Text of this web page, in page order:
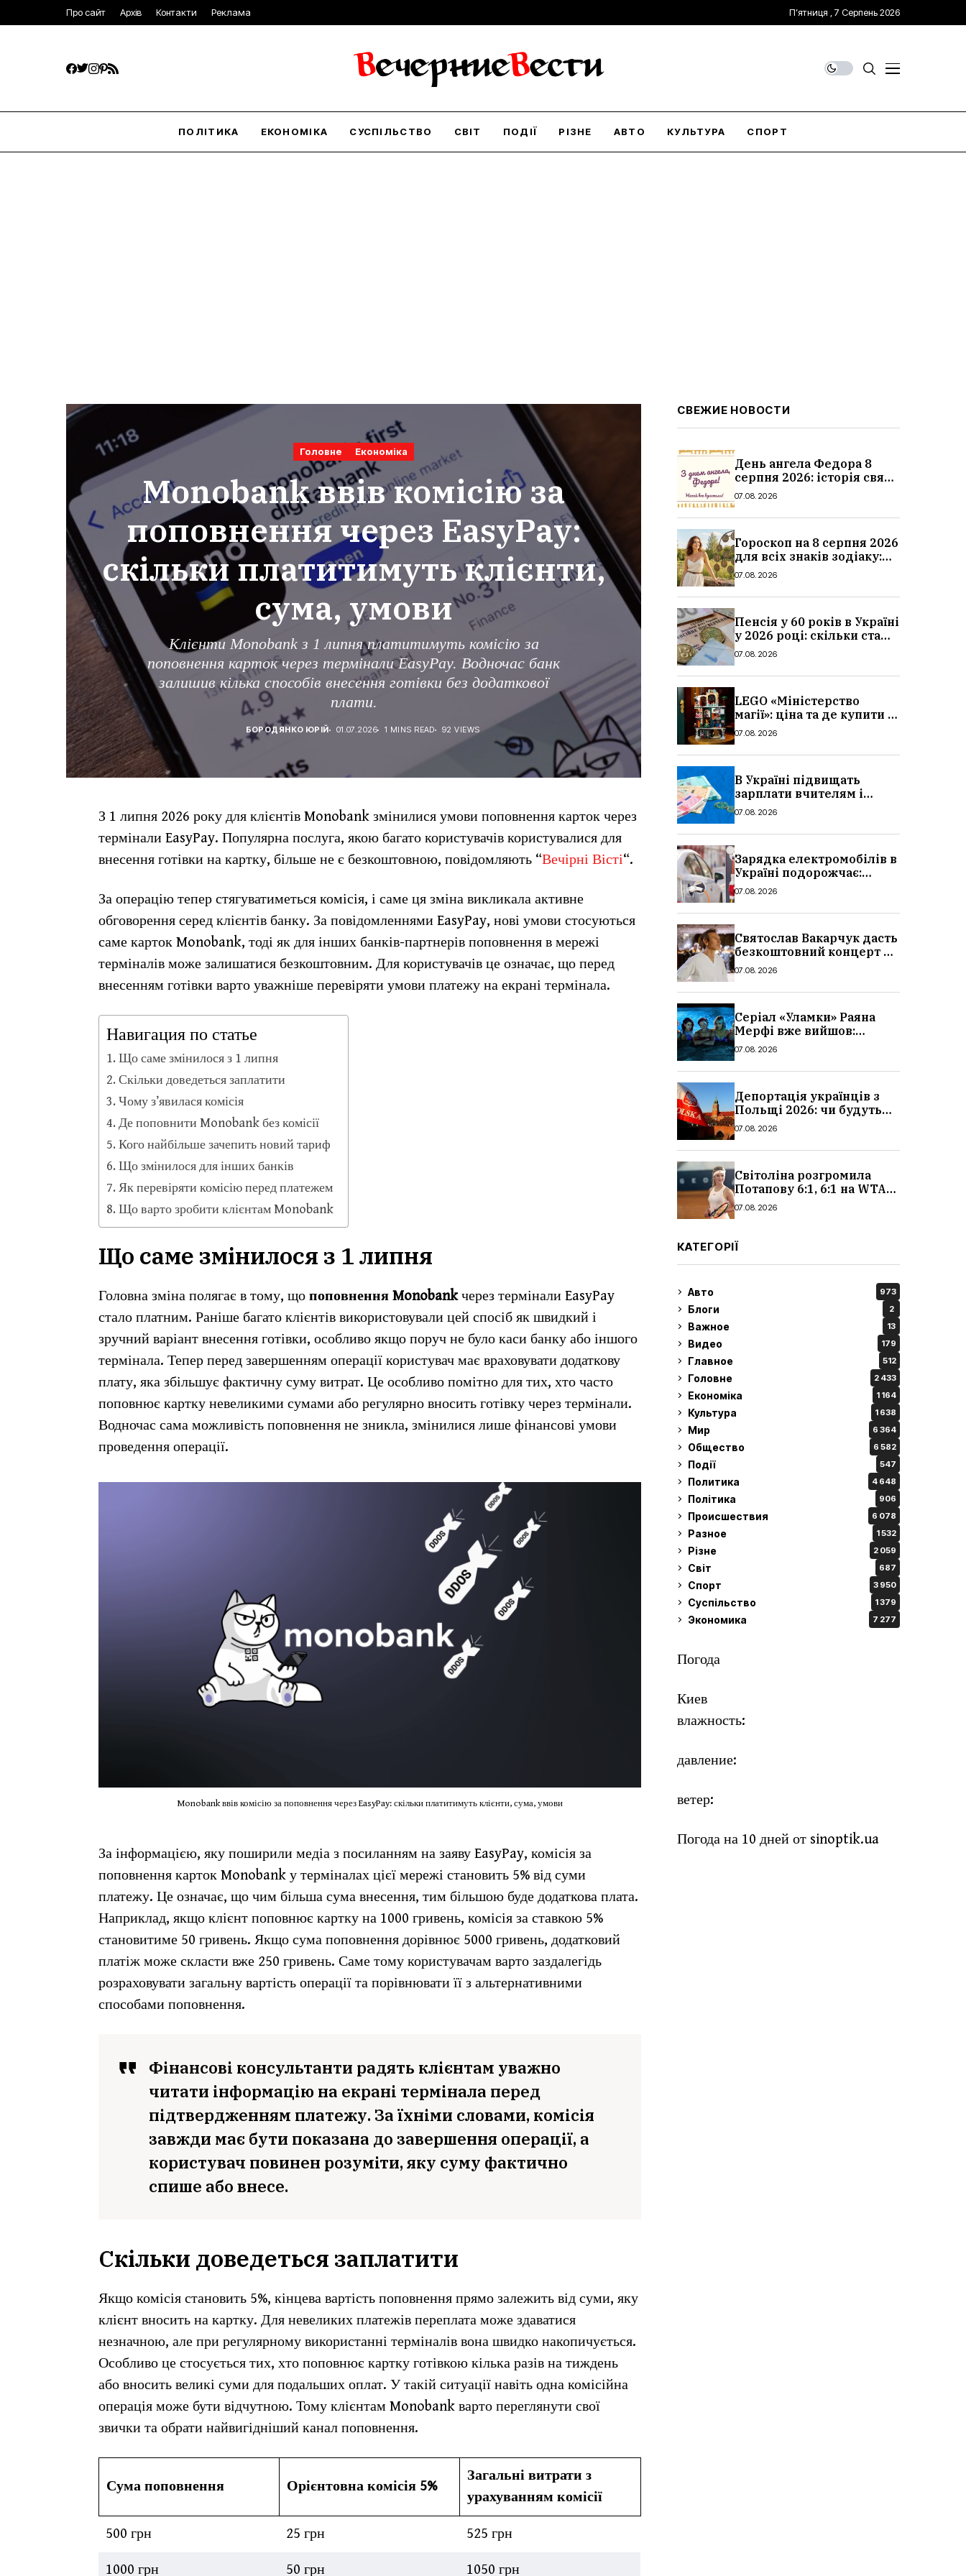
Про сайт Архів Контакти Реклама П’ятниця , 7 Серпень 2026
ПОЛІТИКА ЕКОНОМІКА СУСПІЛЬСТВО СВІТ ПОДІЇ РІЗНЕ АВТО КУЛЬТУРА СПОРТ
Головне Економіка
Monobank ввів комісію за
поповнення через EasyPay:
скільки платитимуть клієнти,
сума, умови
Клієнти Monobank з 1 липня платитимуть комісію за
поповнення карток через термінали EasyPay. Водночас банк
залишив кілька способів внесення готівки без додаткової
плати.
БОРОДЯНКО ЮРІЙ 01.07.2026 1 MINS READ 92 VIEWS
З 1 липня 2026 року для клієнтів Monobank змінилися умови поповнення карток через
термінали EasyPay. Популярна послуга, якою багато користувачів користувалися для
внесення готівки на картку, більше не є безкоштовною, повідомляють “Вечірні Вісті“.
За операцію тепер стягуватиметься комісія, і саме ця зміна викликала активне
обговорення серед клієнтів банку. За повідомленнями EasyPay, нові умови стосуються
саме карток Monobank, тоді як для інших банків-партнерів поповнення в мережі
терміналів може залишатися безкоштовним. Для користувачів це означає, що перед
внесенням готівки варто уважніше перевіряти умови платежу на екрані термінала.
Навигация по статье
Що саме змінилося з 1 липня
Скільки доведеться заплатити
Чому з’явилася комісія
Де поповнити Monobank без комісії
Кого найбільше зачепить новий тариф
Що змінилося для інших банків
Як перевіряти комісію перед платежем
Що варто зробити клієнтам Monobank
Що саме змінилося з 1 липня
Головна зміна полягає в тому, що поповнення Monobankчерез термінали EasyPay
стало платним. Раніше багато клієнтів використовували цей спосіб як швидкий і
зручний варіант внесення готівки, особливо якщо поруч не було каси банку або іншого
термінала. Тепер перед завершенням операції користувач має враховувати додаткову
плату, яка збільшує фактичну суму витрат. Це особливо помітно для тих, хто часто
поповнює картку невеликими сумами або регулярно вносить готівку через термінали.
Водночас сама можливість поповнення не зникла, змінилися лише фінансові умови
проведення операції.
Monobank ввів комісію за поповнення через EasyPay: скільки платитимуть клієнти, сума, умови
За інформацією, яку поширили медіа з посиланням на заяву EasyPay, комісія за
поповнення карток Monobank у терміналах цієї мережі становить 5% від суми
платежу. Це означає, що чим більша сума внесення, тим більшою буде додаткова плата.
Наприклад, якщо клієнт поповнює картку на 1000 гривень, комісія за ставкою 5%
становитиме 50 гривень. Якщо сума поповнення дорівнює 5000 гривень, додатковий
платіж може скласти вже 250 гривень. Саме тому користувачам варто заздалегідь
розраховувати загальну вартість операції та порівнювати її з альтернативними
способами поповнення.
Фінансові консультанти радять клієнтам уважно
читати інформацію на екрані термінала перед
підтвердженням платежу. За їхніми словами, комісія
завжди має бути показана до завершення операції, а
користувач повинен розуміти, яку суму фактично
спише або внесе.
Скільки доведеться заплатити
Якщо комісія становить 5%, кінцева вартість поповнення прямо залежить від суми, яку
клієнт вносить на картку. Для невеликих платежів переплата може здаватися
незначною, але при регулярному використанні терміналів вона швидко накопичується.
Особливо це стосується тих, хто поповнює картку готівкою кілька разів на тиждень
або вносить великі суми для подальших оплат. У такій ситуації навіть одна комісійна
операція може бути відчутною. Тому клієнтам Monobank варто переглянути свої
звички та обрати найвигідніший канал поповнення.
Сума поповнення Орієнтовна комісія 5%
Загальні витрати з
урахуванням комісії
500 грн 25 грн 525 грн
1000 грн 50 грн 1050 грн
СВЕЖИЕ НОВОСТИ
День ангела Федора 8
серпня 2026: історія свята,
значення імені,
прозі
07.08.2026
Гороскоп на 8 серпня 2026
для всіх знаків зодіаку:
кохання, гроші та справи
07.08.2026
Пенсія у 60 років в Україні
у 2026 році: скільки стажу
потрібно, умови, кому
07.08.2026
LEGO «Міністерство
магії»: ціна та де купити в
Україні
07.08.2026
В Україні підвищать
зарплати вчителям і
стипендії студентам з 1
суми, розмір
07.08.2026
Зарядка електромобілів в
Україні подорожчає:
причина і нові ціни з
07.08.2026
Святослав Вакарчук дасть
безкоштовний концерт у
Львові: дата і місце
07.08.2026
Серіал «Уламки» Раяна
Мерфі вже вийшов:
сюжет, актори та всі
07.08.2026
Депортація українців з
Польщі 2026: чи будуть
висилати українських
07.08.2026
Світоліна розгромила
Потапову 6:1, 6:1 на WTA
1000 у Торонто
07.08.2026
КАТЕГОРІЇ
Авто 973
Блоги 2
Важное 13
Видео 179
Главное 512
Головне 2 433
Економіка 1 164
Культура 1 638
Мир 6 364
Общество 6 582
Події 547
Политика 4 648
Політика 906
Происшествия 6 078
Разное 1 532
Різне 2 059
Світ 687
Спорт 3 950
Суспільство 1 379
Экономика 7 277
Погода
Киев
влажность:
давление:
ветер:
Погода на 10 дней от sinoptik.ua